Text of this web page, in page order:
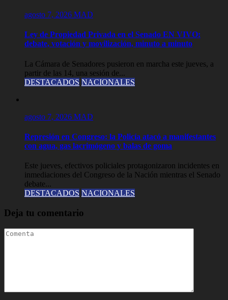
agosto 7, 2026 MAD
Ley de Propiedad Privada en el Senado EN VIVO:
debate, votación y movilización, minuto a minuto
La Cámara de Senadores pusieron en marcha este jueves, a
partir de las 14, una sesión de...
DESTACADOS NACIONALES
agosto 7, 2026 MAD
Represión en Congreso: la Policía atacó a manifestantes
con agua, gas lacrimógeno y balas de goma
Este jueves, efectivos policiales protagonizaron incidentes en
inmediaciones del Congreso de la Nación mientras el Senado
debate...
DESTACADOS NACIONALES
Deja tu comentario